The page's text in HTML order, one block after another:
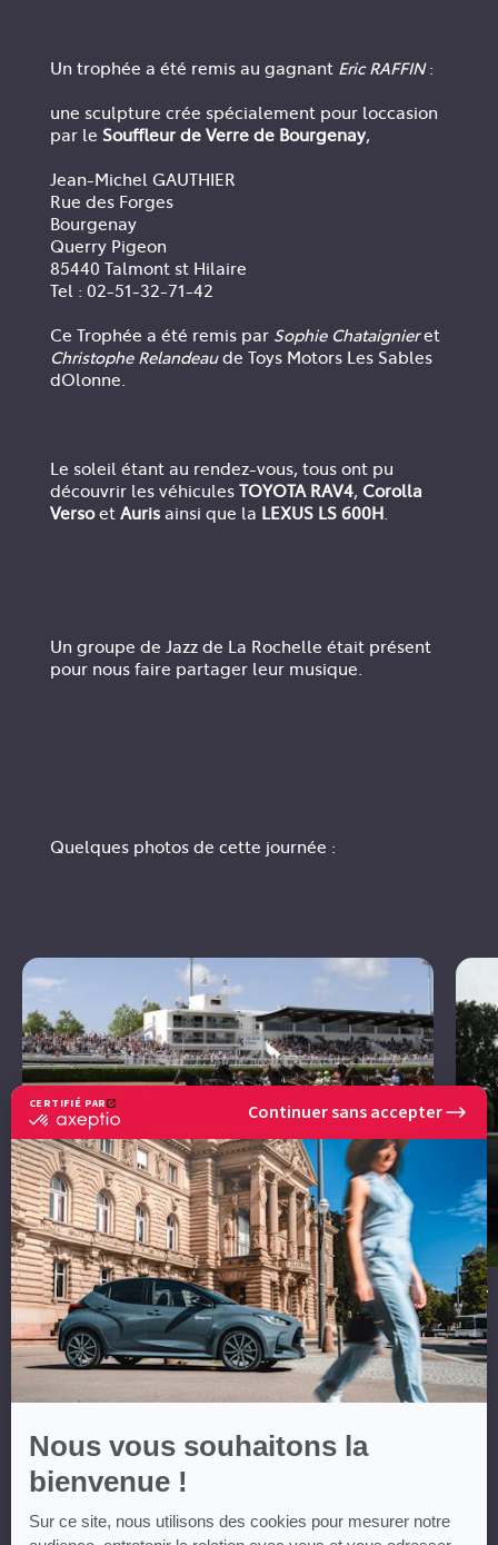
CERTIFIÉ PAR
certifié
Axeptio
-
En
savoir
plus
sur
Axeptio
Continuer sans accepter
Nous vous souhaitons la
bienvenue !
Sur ce site, nous utilisons des cookies pour mesurer notre
Un trophée a été remis au gagnant Eric RAFFIN:
une sculpture crée spécialement pour loccasion
par le Souffleur de Verre de Bourgenay,
Jean-Michel GAUTHIER
Rue des Forges
Bourgenay
Querry Pigeon
85440 Talmont st Hilaire
Tel : 02-51-32-71-42
Ce Trophée a été remis par Sophie Chataignieret
Christophe Relandeaude Toys Motors Les Sables
dOlonne.
Le soleil étant au rendez-vous, tous ont pu
découvrir les véhicules TOYOTA RAV4, Corolla
Versoet Aurisainsi que la LEXUS LS 600H.
Un groupe de Jazz de La Rochelle était présent
pour nous faire partager leur musique.
Quelques photos de cette journée :